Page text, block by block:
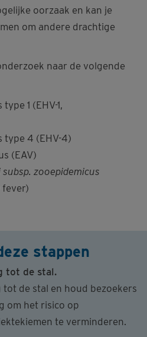
oorzaak en kan je
om andere drachtige
naar de volgende
1 (EHV-1,
type 4 (EHV-4)
(EAV)
zooepidemicus
fever)
stappen
tot de stal.
de stal en houd bezoekers
om het risico op
te verminderen.